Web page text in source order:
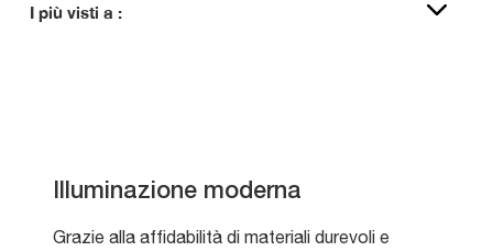
I più visti a :
Illuminazione moderna
Grazie alla affidabilità di materiali durevoli e